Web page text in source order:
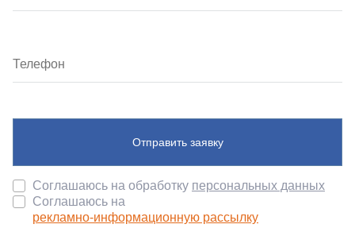
Отправить заявку
Соглашаюсь на обработку персональных данных
Соглашаюсь на
рекламно-информационную рассылку